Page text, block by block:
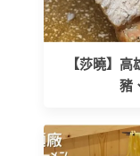
【莎曉】
豬